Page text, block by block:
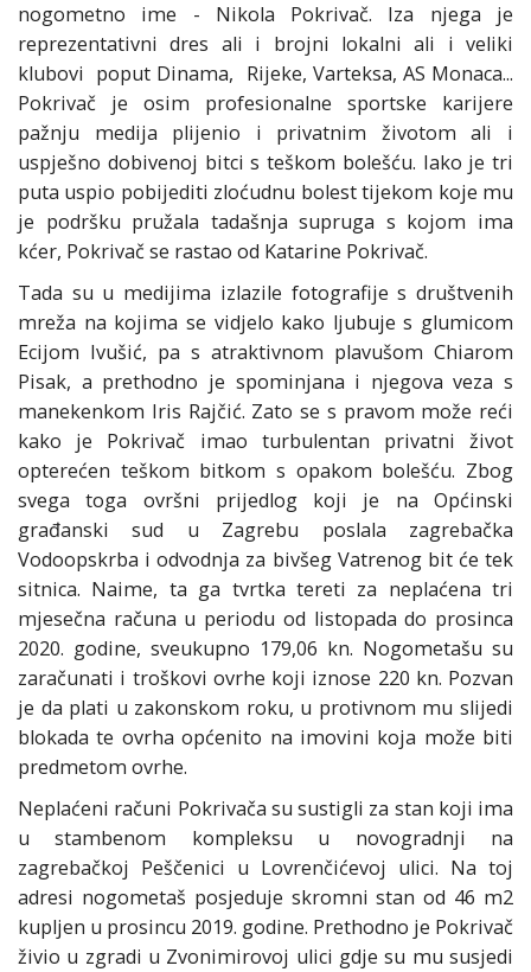
nogometno ime - Nikola Pokrivač. Iza njega je
reprezentativni dres ali i brojni lokalni ali i veliki
klubovi poput Dinama, Rijeke, Varteksa, AS Monaca...
Pokrivač je osim profesionalne sportske karijere
pažnju medija plijenio i privatnim životom ali i
uspješno dobivenoj bitci s teškom bolešću. Iako je tri
puta uspio pobijediti zloćudnu bolest tijekom koje mu
je podršku pružala tadašnja supruga s kojom ima
kćer, Pokrivač se rastao od Katarine Pokrivač.
Tada su u medijima izlazile fotografije s društvenih
mreža na kojima se vidjelo kako ljubuje s glumicom
Ecijom Ivušić, pa s atraktivnom plavušom Chiarom
Pisak, a prethodno je spominjana i njegova veza s
manekenkom Iris Rajčić. Zato se s pravom može reći
kako je Pokrivač imao turbulentan privatni život
opterećen teškom bitkom s opakom bolešću. Zbog
svega toga ovršni prijedlog koji je na Općinski
građanski sud u Zagrebu poslala zagrebačka
Vodoopskrba i odvodnja za bivšeg Vatrenog bit će tek
sitnica. Naime, ta ga tvrtka tereti za neplaćena tri
mjesečna računa u periodu od listopada do prosinca
2020. godine, sveukupno 179,06 kn. Nogometašu su
zaračunati i troškovi ovrhe koji iznose 220 kn. Pozvan
je da plati u zakonskom roku, u protivnom mu slijedi
blokada te ovrha općenito na imovini koja može biti
predmetom ovrhe.
Neplaćeni računi Pokrivača su sustigli za stan koji ima
u stambenom kompleksu u novogradnji na
zagrebačkoj Peščenici u Lovrenčićevoj ulici. Na toj
adresi nogometaš posjeduje skromni stan od 46 m2
kupljen u prosincu 2019. godine. Prethodno je Pokrivač
živio u zgradi u Zvonimirovoj ulici gdje su mu susjedi